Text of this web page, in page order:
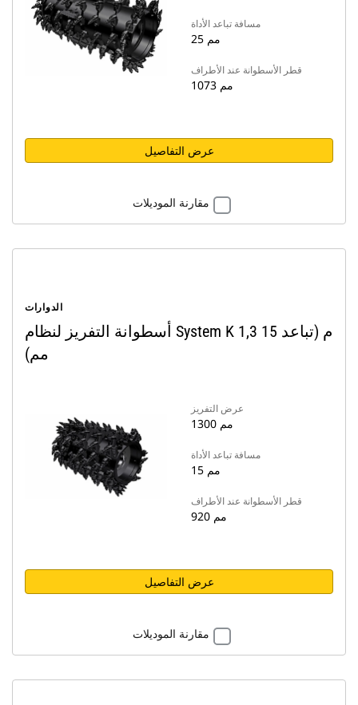
مسافة تباعد الأداة
25 مم
قطر الأسطوانة عند الأطراف
1073 مم
عرض التفاصيل
مقارنة الموديلات
الدوارات
أسطوانة التفريز لنظام System K 1,3 م (تباعد 15
مم)
عرض التفريز
1300 مم
مسافة تباعد الأداة
15 مم
قطر الأسطوانة عند الأطراف
920 مم
عرض التفاصيل
مقارنة الموديلات